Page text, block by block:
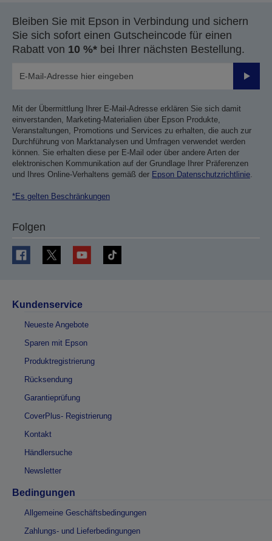
Bleiben Sie mit Epson in Verbindung und sichern
Sie sich sofort einen Gutscheincode für einen
Rabatt von 10 %* bei Ihrer nächsten Bestellung.
Mit der Übermittlung Ihrer E-Mail-Adresse erklären Sie sich damit
einverstanden, Marketing-Materialien über Epson Produkte,
Veranstaltungen, Promotions und Services zu erhalten, die auch zur
Durchführung von Marktanalysen und Umfragen verwendet werden
können. Sie erhalten diese per E-Mail oder über andere Arten der
elektronischen Kommunikation auf der Grundlage Ihrer Präferenzen
und Ihres Online-Verhaltens gemäß der Epson Datenschutzrichtlinie.
*Es gelten Beschränkungen
Folgen
Kundenservice
Neueste Angebote
Sparen mit Epson
Produktregistrierung
Rücksendung
Garantieprüfung
CoverPlus- Registrierung
Kontakt
Händlersuche
Newsletter
Bedingungen
Allgemeine Geschäftsbedingungen
Zahlungs- und Lieferbedingungen